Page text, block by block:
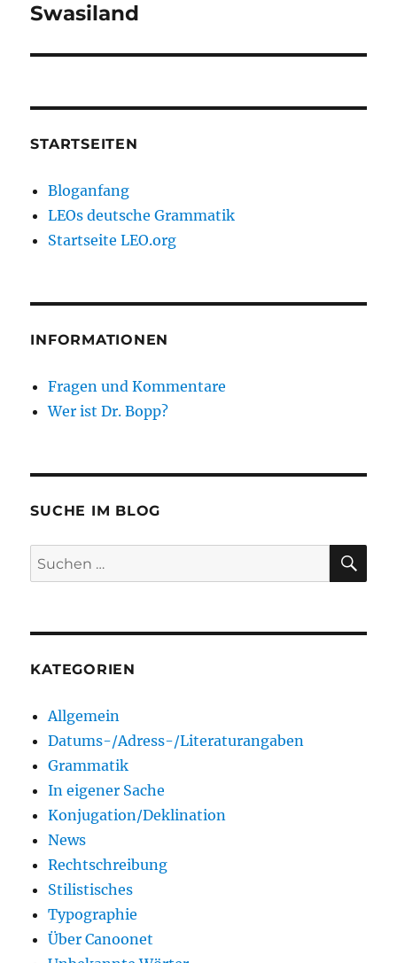
Swasiland
STARTSEITEN
Bloganfang
LEOs deutsche Grammatik
Startseite LEO.org
INFORMATIONEN
Fragen und Kommentare
Wer ist Dr. Bopp?
SUCHE IM BLOG
Suchen
nach:
KATEGORIEN
Allgemein
Datums-/Adress-/Literaturangaben
Grammatik
In eigener Sache
Konjugation/Deklination
News
Rechtschreibung
Stilistisches
Typographie
Über Canoonet